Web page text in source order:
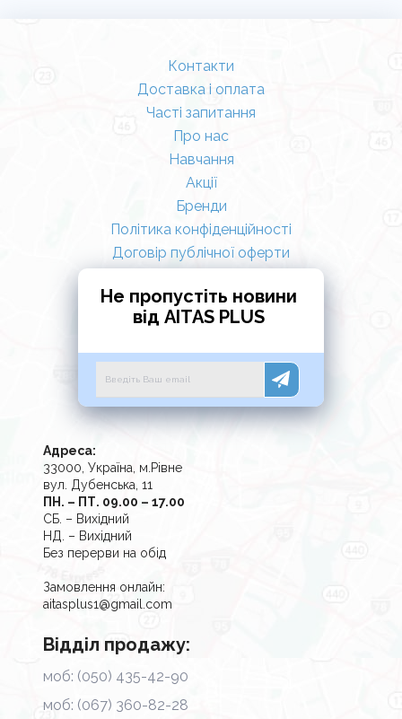
Контакти
Доставка і оплата
Часті запитання
Про нас
Навчання
Акції
Бренди
Політика конфіденційності
Договір публічної оферти
Не пропустіть новини
від AITAS PLUS
Адреса:
33000, Україна, м.Рівне
вул. Дубенська, 11
ПН. – ПТ. 09.00 – 17.00
СБ. – Вихідний
НД. – Вихідний
Без перерви на обід
Замовлення онлайн:
aitasplus1@gmail.com
Відділ продажу:
моб: (050) 435-42-90
моб: (067) 360-82-28